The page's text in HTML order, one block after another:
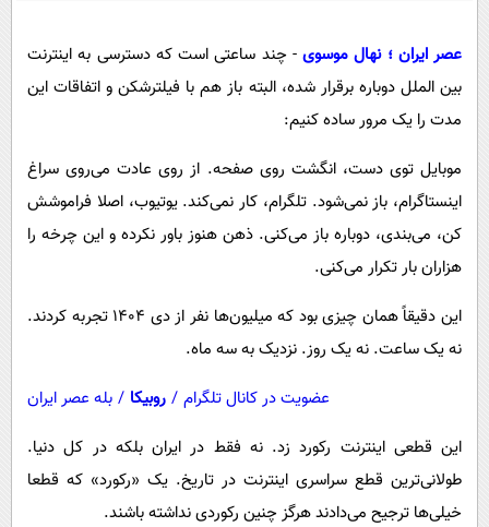
حوادث
سلامت
فرهنگی
بین الملل
حیات وحش
سیاست خارجی
داستان کوتاه
دانلود
عصر ایران ؛ نهال موسوی - چند ساعتی است که دسترسی به اینترنت
بین الملل دوباره برقرار شده، البته باز هم با فیلترشکن و اتفاقات این
مدت را یک مرور ساده ‌کنیم:
موبایل توی دست، انگشت روی صفحه. از روی عادت می‌روی سراغ
اینستاگرام، باز نمی‌شود. تلگرام، کار نمی‌کند. یوتیوب، اصلا فراموشش
کن، می‌بندی، دوباره باز می‌کنی. ذهن هنوز باور نکرده و این چرخه را
هزاران بار تکرار می‌کنی.
این دقیقاً همان چیزی بود که میلیون‌ها نفر از دی ۱۴۰۴ تجربه کردند.
نه یک ساعت. نه یک روز. نزدیک به سه ماه.
عضویت در کانال تلگرام / روبیکا / بله عصر ایران
این قطعی اینترنت رکورد زد. نه فقط در ایران بلکه در کل دنیا.
طولانی‌ترین قطع سراسری اینترنت در تاریخ. یک «رکورد» که قطعا
خیلی‌ها ترجیح می‌دادند هرگز چنین رکوردی نداشته باشند.